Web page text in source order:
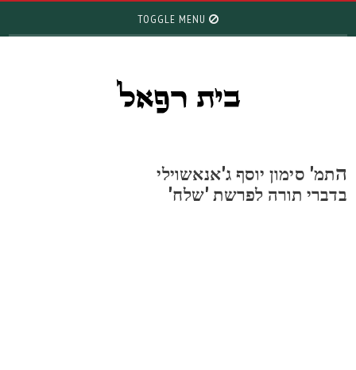
TOGGLE MENU
תמ' סימון יוסף ג'אנאשוילי
תורה לפרשת 'שלח'